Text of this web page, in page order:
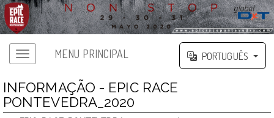
MENU PRINCIPAL PORTUGUÊS
INFORMAÇÃO - EPIC RACE
PONTEVEDRA_2020